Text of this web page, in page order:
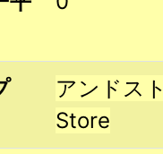
アンドス
Store